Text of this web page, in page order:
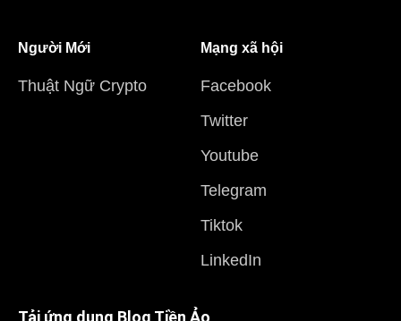
Người Mới
Thuật Ngữ Crypto
Mạng xã hội
Facebook
Twitter
Youtube
Telegram
Tiktok
LinkedIn
Tải ứng dụng Blog Tiền Ảo